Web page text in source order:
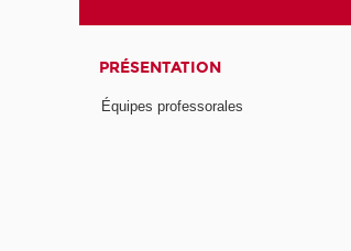
PRÉSENTATION
Équipes professorales